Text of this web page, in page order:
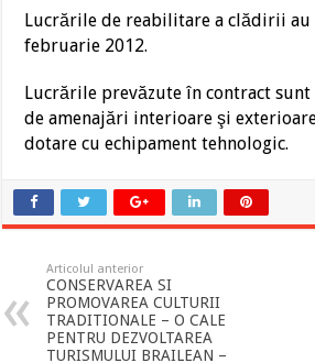
Lucrările de reabilitare a clădirii au
februarie 2012.
Lucrările prevăzute în contract
de amenajări interioare şi
dotare cu echipament tehnologic.
Articolul anterior
CONSERVAREA SI
PROMOVAREA CULTURII
TRADITIONALE – O CALE
PENTRU DEZVOLTAREA
TURISMULUI BRAILEAN –